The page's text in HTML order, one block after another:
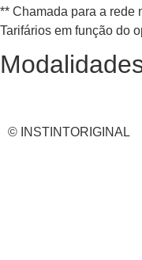
** Chamada para a rede
Tarifários em função do
© INSTINTORIGINAL